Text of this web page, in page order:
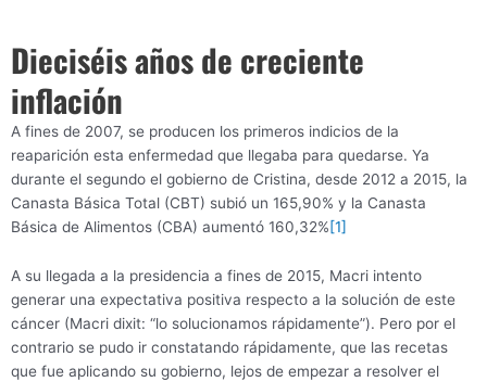
Dieciséis años de creciente
inflación
A fines de 2007, se producen los primeros indicios de la
reaparición esta enfermedad que llegaba para quedarse. Ya
durante el segundo el gobierno de Cristina, desde 2012 a 2015, la
Canasta Básica Total (CBT) subió un 165,90% y la Canasta
Básica de Alimentos (CBA) aumentó 160,32%[1]
A su llegada a la presidencia a fines de 2015, Macri intento
generar una expectativa positiva respecto a la solución de este
cáncer (Macri dixit: “lo solucionamos rápidamente”). Pero por el
contrario se pudo ir constatando rápidamente, que las recetas
que fue aplicando su gobierno, lejos de empezar a resolver el